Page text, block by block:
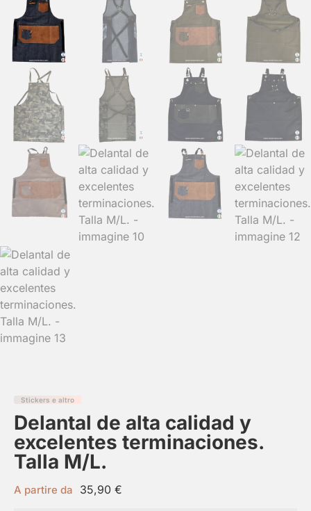
Stickers e altro
Delantal de alta calidad y
excelentes terminaciones.
Talla M/L.
A partire da 35,90 €